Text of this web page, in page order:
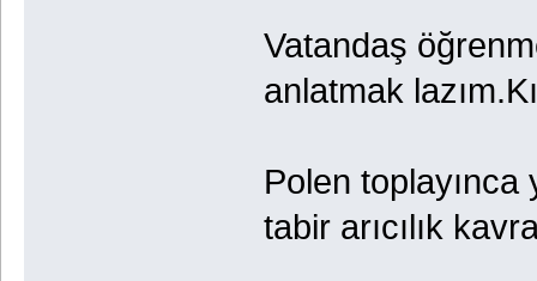
Vatandaş
anlatmak
Polen toplayınca
tabir arıcılık